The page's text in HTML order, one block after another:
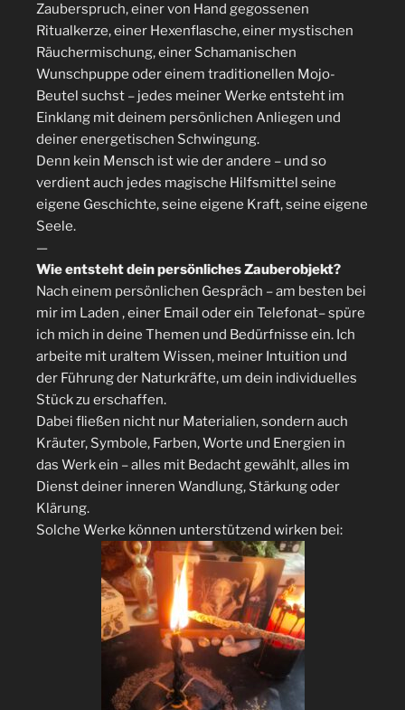
Zauberspruch, einer von Hand gegossenen
Ritualkerze, einer Hexenflasche, einer mystischen
Räuchermischung, einer Schamanischen
Wunschpuppe oder einem traditionellen Mojo-
Beutel suchst – jedes meiner Werke entsteht im
Einklang mit deinem persönlichen Anliegen und
deiner energetischen Schwingung.
Denn kein Mensch ist wie der andere – und so
verdient auch jedes magische Hilfsmittel seine
eigene Geschichte, seine eigene Kraft, seine eigene
Seele.
—
Wie entsteht dein persönliches Zauberobjekt?
Nach einem persönlichen Gespräch – am besten bei
mir im Laden , einer Email oder ein Telefonat– spüre
ich mich in deine Themen und Bedürfnisse ein. Ich
arbeite mit uraltem Wissen, meiner Intuition und
der Führung der Naturkräfte, um dein individuelles
Stück zu erschaffen.
Dabei fließen nicht nur Materialien, sondern auch
Kräuter, Symbole, Farben, Worte und Energien in
das Werk ein – alles mit Bedacht gewählt, alles im
Dienst deiner inneren Wandlung, Stärkung oder
Klärung.
Solche Werke können unterstützend wirken bei: